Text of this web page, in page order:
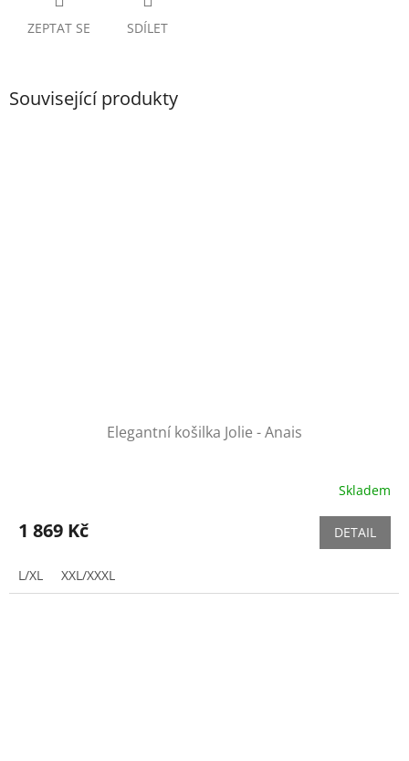
ZEPTAT SE SDÍLET
Související produkty
Elegantní košilka Jolie - Anais
Skladem
1 869 Kč DETAIL
L/XL XXL/XXXL